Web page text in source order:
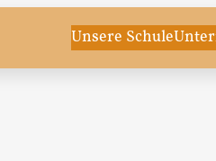
Unsere Schule